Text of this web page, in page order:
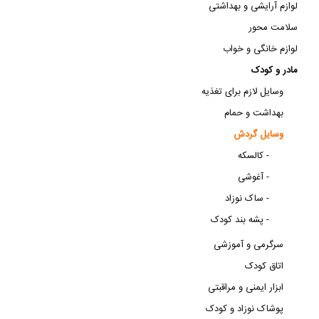
لوازم آرایشی و بهداشتی
سلامت محور
لوازم خانگی و خواب
مادر و کودک
وسایل لازم برای تغذیه
بهداشت و حمام
وسایل گردش
کالسکه -
آغوشی -
ساک نوزاد -
پشه بند کودک -
سرگرمی و آموزشی
اتاق کودک
ابزار ایمنی و مراقبتی
پوشاک نوزاد و کودک